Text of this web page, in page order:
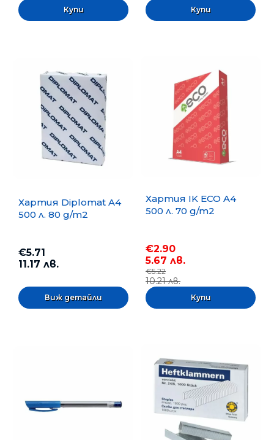
Хартия Diplomat A4
500 л. 80 g/m2
€5.71
11.17 лв.
Виж детайли
Хартия IK ECO A4
500 л. 70 g/m2
€2.90
5.67 лв.
€5.22
10.21 лв.